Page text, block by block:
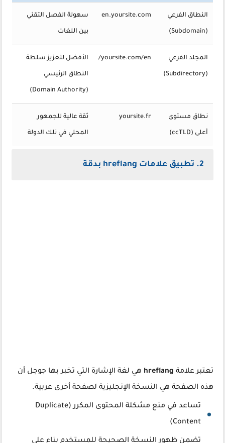
النطاق الفرعي
(Subdomain)
en.yoursite.com سهولة الفصل التقني
بين اللغات
المجلد الفرعي
(Subdirectory)
yoursite.com/en/ الأفضل لتعزيز سلطة
النطاق الرئيسي
(Domain Authority)
نطاق مستوى
أعلى (ccTLD)
yoursite.fr ثقة عالية للجمهور
المحلي في تلك الدولة
2. تطبيق علامات hreflang بدقة
تعتبر علامة hreflang هي لغة الإشارة التي تخبر بها جوجل أن
هذه الصفحة هي النسخة الإنجليزية لصفحة أخرى عربية.
تساعد في منع مشكلة المحتوى المكرر (Duplicate
Content)
تضمن ظهور النسخة الصحيحة للمستخدم بناء على